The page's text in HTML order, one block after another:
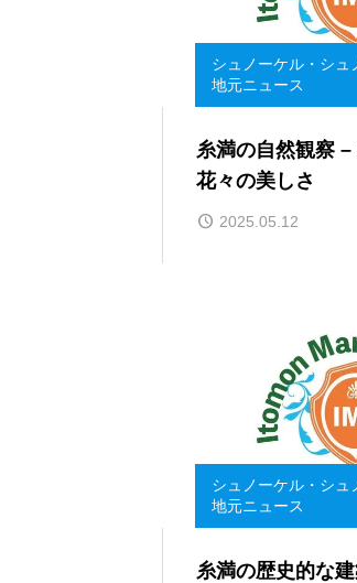
シュノーケル・シュ
地元ニュース
糸満の自然観察 –
花々の美しさ
2025.05.12
シュノーケル・シュ
地元ニュース
糸満の歴史的な